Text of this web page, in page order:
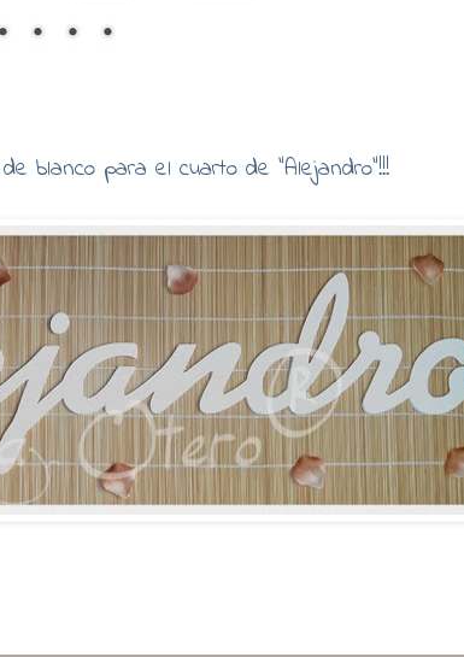
blanco para el cuarto de "Alejandro"!!!